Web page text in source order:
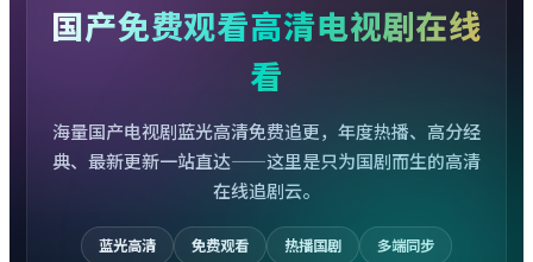
国产免费观看高清电视剧在线
看
海量国产电视剧蓝光高清免费追更，年度热播、高分经
典、最新更新一站直达——这里是只为国剧而生的高清
在线追剧云。
蓝光高清 免费观看 热播国剧 多端同步